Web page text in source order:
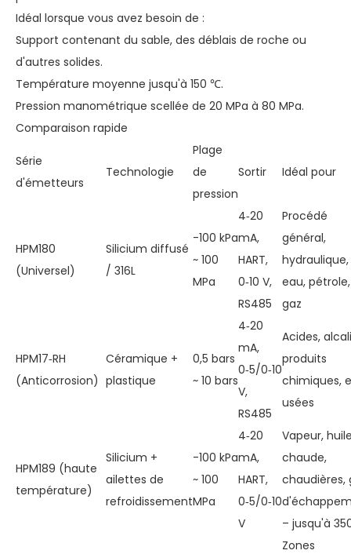
Idéal lorsque vous avez besoin de :
Support contenant du sable, des déblais de roche ou
d'autres solides.
Température moyenne jusqu'à 150 ℃.
Pression manométrique scellée de 20 MPa à 80 MPa.
Comparaison rapide
Série
d'émetteurs
Technologie
Plage
de
pression
Sortir Idéal pour
HPM180
(Universel)
Silicium diffusé
/ 316L
-100 kPa
~ 100
MPa
4‑20
mA,
HART,
0‑10 V,
RS485
Procédé
général,
hydraulique,
eau, pétrole,
gaz
HPM17‑RH
(Anticorrosion)
Céramique +
plastique
0,5 bars
~ 10 bars
4‑20
mA,
0‑5/0‑10
V,
RS485
Acides,
produits
chimiques,
usées
HPM189 (haute
température)
Silicium +
ailettes de
refroidissement
-100 kPa
~ 100
MPa
4‑20
mA,
HART,
0‑5/0‑10
V
Vapeur,
chaude,
chaudières,
– ​​jusqu'à
Zones